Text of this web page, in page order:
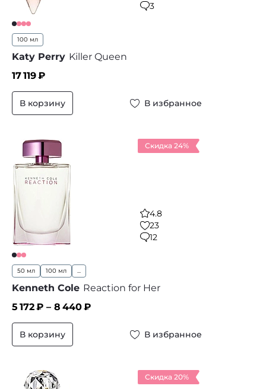
3
100 мл
Katy Perry Killer Queen
17 119₽
В корзину В избранное
Скидка 24%
4.8
23
12
50 мл 100 мл ...
Kenneth Cole Reaction for Her
5 172₽ – 8 440₽
В корзину В избранное
Скидка 20%